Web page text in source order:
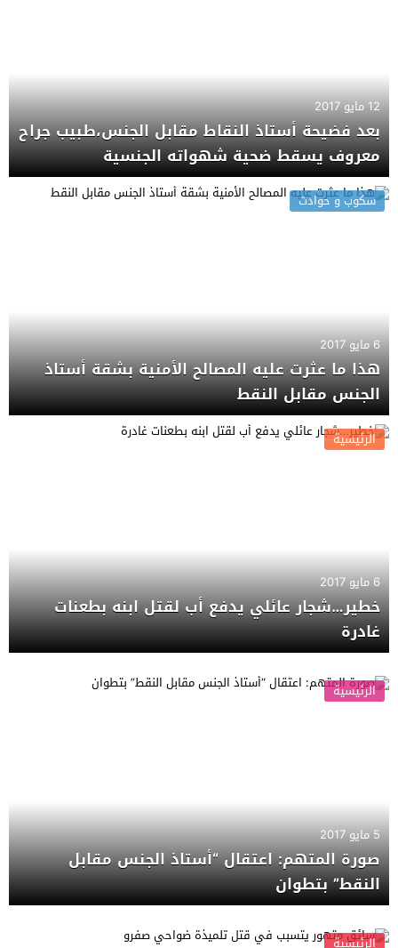
12 مايو 2017
بعد فضيحة أستاذ النقاط مقابل الجنس،طبيب جراح
معروف يسقط ضحية شهواته الجنسية
سكوب و حوادث
6 مايو 2017
هذا ما عثرت عليه المصالح الأمنية بشقة أستاذ
الجنس مقابل النقط
الرئيسية
6 مايو 2017
خطير…شجار عائلي يدفع أب لقتل ابنه بطعنات
غادرة
الرئيسية
5 مايو 2017
صورة المتهم: اعتقال “أستاذ الجنس مقابل
النقط” بتطوان
الرئيسية